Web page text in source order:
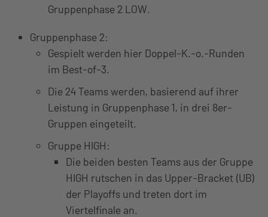
Gruppenphase 2 LOW.
Gruppenphase 2:
Gespielt werden hier Doppel-K.-o.-Runden
im Best-of-3.
Die 24 Teams werden, basierend auf ihrer
Leistung in Gruppenphase 1, in drei 8er-
Gruppen eingeteilt.
Gruppe HIGH:
Die beiden besten Teams aus der Gruppe
HIGH rutschen in das Upper-Bracket (UB)
der Playoffs und treten dort im
Viertelfinale an.